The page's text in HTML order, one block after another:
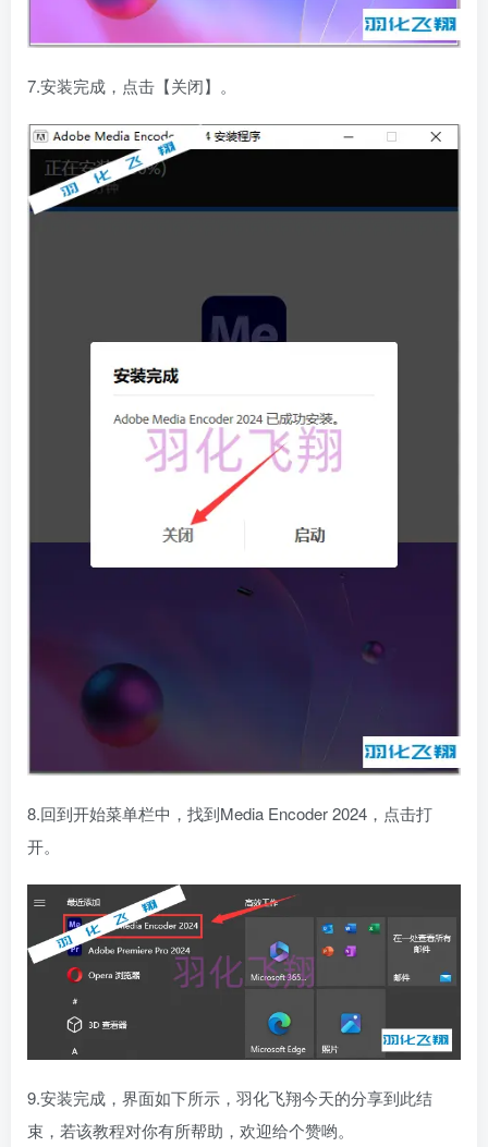
7.安装完成，点击【关闭】。
8.回到开始菜单栏中，找到Media Encoder 2024，点击打
开。
9.安装完成，界面如下所示，羽化飞翔今天的分享到此结
束，若该教程对你有所帮助，欢迎给个赞哟。